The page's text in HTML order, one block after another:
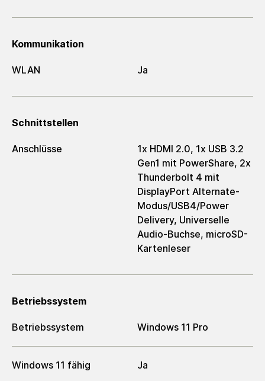
Kommunikation
WLAN Ja
Schnittstellen
Anschlüsse
1x HDMI 2.0, 1x USB 3.2
Gen1 mit PowerShare, 2x
Thunderbolt 4 mit
DisplayPort Alternate-
Modus/USB4/Power
Delivery, Universelle
Audio-Buchse, microSD-
Kartenleser
Betriebssystem
Betriebssystem Windows 11 Pro
Windows 11 fähig Ja